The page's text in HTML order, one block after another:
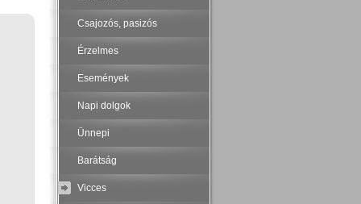
Csajozós, pasizós
Érzelmes
Események
Napi dolgok
Ünnepi
Barátság
Vicces